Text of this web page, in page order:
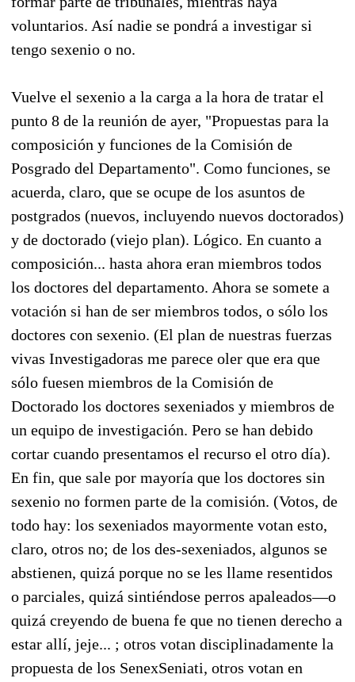
voluntarios. Así nadie se pondrá a investigar si
tengo sexenio o no.
Vuelve el sexenio a la carga a la hora de tratar el
punto 8 de la reunión de ayer, "Propuestas para la
composición y funciones de la Comisión de
Posgrado del Departamento". Como funciones, se
acuerda, claro, que se ocupe de los asuntos de
postgrados (nuevos, incluyendo nuevos doctorados)
y de doctorado (viejo plan). Lógico. En cuanto a
composición... hasta ahora eran miembros todos
los doctores del departamento. Ahora se somete a
votación si han de ser miembros todos, o sólo los
doctores con sexenio. (El plan de nuestras fuerzas
vivas Investigadoras me parece oler que era que
sólo fuesen miembros de la Comisión de
Doctorado los doctores sexeniados y miembros de
un equipo de investigación. Pero se han debido
cortar cuando presentamos el recurso el otro día).
En fin, que sale por mayoría que los doctores sin
sexenio no formen parte de la comisión. (Votos, de
todo hay: los sexeniados mayormente votan esto,
claro, otros no; de los des-sexeniados, algunos se
abstienen, quizá porque no se les llame resentidos
o parciales, quizá sintiéndose perros apaleados—o
quizá creyendo de buena fe que no tienen derecho a
estar allí, jeje... ; otros votan disciplinadamente la
propuesta de los SenexSeniati, otros votan en